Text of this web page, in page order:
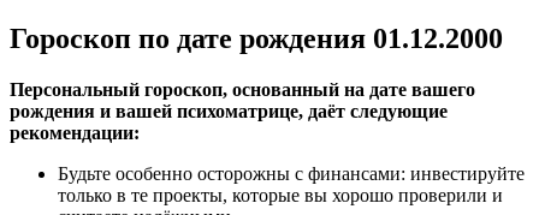
Гороскоп по дате рождения 01.12.2000
Персональный гороскоп, основанный на дате вашего
рождения и вашей психоматрице, даёт следующие
рекомендации:
Будьте особенно осторожны с финансами: инвестируйте
только в те проекты, которые вы хорошо проверили и